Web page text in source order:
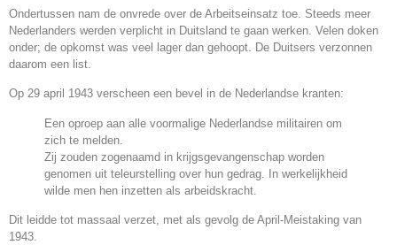
Ondertussen nam de onvrede over de Arbeitseinsatz toe. Steeds meer
Nederlanders werden verplicht in Duitsland te gaan werken. Velen doken
onder; de opkomst was veel lager dan gehoopt. De Duitsers verzonnen
daarom een list.
Op 29 april 1943 verscheen een bevel in de Nederlandse kranten:
Een oproep aan alle voormalige Nederlandse militairen om
zich te melden.
Zij zouden zogenaamd in krijgsgevangenschap worden
genomen uit teleurstelling over hun gedrag. In werkelijkheid
wilde men hen inzetten als arbeidskracht.
Dit leidde tot massaal verzet, met als gevolg de April-Meistaking van
1943.